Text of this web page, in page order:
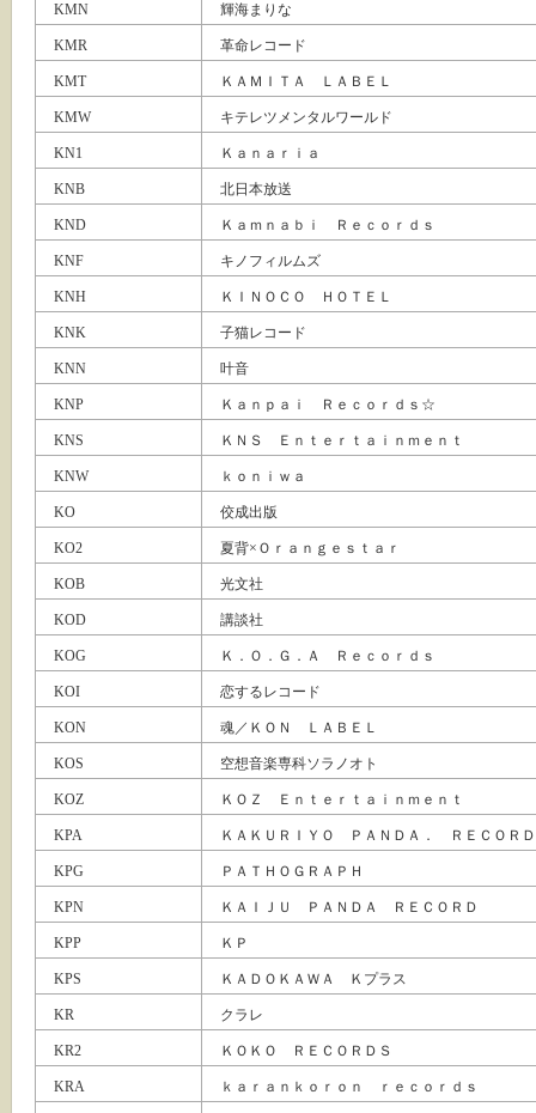
KMN 輝海まりな
KMR 革命レコード
KMT ＫＡＭＩＴＡ ＬＡＢＥＬ
KMW キテレツメンタルワールド
KN1 Ｋａｎａｒｉａ
KNB 北日本放送
KND Ｋａｍｎａｂｉ Ｒｅｃｏｒｄｓ
KNF キノフィルムズ
KNH ＫＩＮＯＣＯ ＨＯＴＥＬ
KNK 子猫レコード
KNN 叶音
KNP Ｋａｎｐａｉ Ｒｅｃｏｒｄｓ☆
KNS ＫＮＳ Ｅｎｔｅｒｔａｉｎｍｅｎｔ
KNW ｋｏｎｉｗａ
KO 佼成出版
KO2 夏背×Ｏｒａｎｇｅｓｔａｒ
KOB 光文社
KOD 講談社
KOG Ｋ．Ｏ．Ｇ．Ａ Ｒｅｃｏｒｄｓ
KOI 恋するレコード
KON 魂／ＫＯＮ ＬＡＢＥＬ
KOS 空想音楽専科ソラノオト
KOZ ＫＯＺ Ｅｎｔｅｒｔａｉｎｍｅｎｔ
KPA ＫＡＫＵＲＩＹＯ ＰＡＮＤＡ． ＲＥＣＯＲＤ
KPG ＰＡＴＨＯＧＲＡＰＨ
KPN ＫＡＩＪＵ ＰＡＮＤＡ ＲＥＣＯＲＤ
KPP ＫＰ
KPS ＫＡＤＯＫＡＷＡ Ｋプラス
KR クラレ
KR2 ＫＯＫＯ ＲＥＣＯＲＤＳ
KRA ｋａｒａｎｋｏｒｏｎ ｒｅｃｏｒｄｓ